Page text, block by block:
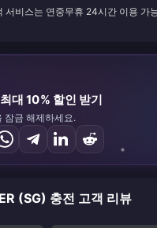
서비스는 연중무휴 24시간 이용 가
대 10% 할인 받기
잠금 해제하세요.
(SG) 충전 고객 리뷰